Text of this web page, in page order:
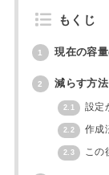
もくじ
1 現在の容
2 減らす方
2.1 設定
2.2 作成
2.3 この